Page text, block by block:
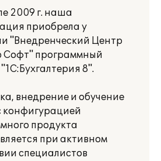
2009 г. наша
приобрела у
"Внедренческий Центр
Софт" программный
8".
внедрение и обучение
конфигурацией
продукта
при активном
специалистов